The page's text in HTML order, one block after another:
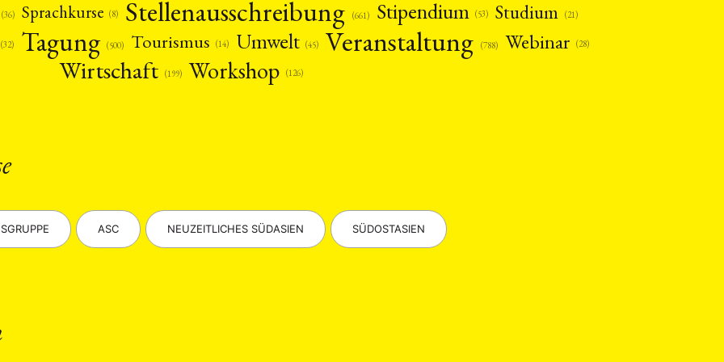
Mitgliedern (4) Art ASIEN (Zeitschrift) (25) Auszeichnung (12) Bericht
(36) Sprachkurse (8) Stellenausschreibung (661) Stipendium (53) Studium (21)
(32) Tagung (500) Tourismus (14) Umwelt (45) Veranstaltung (788) Webinar (28)
Wirtschaft (199) Workshop (126)
ASC NEUZEITLICHES SÜDASIEN SÜDOSTASIEN